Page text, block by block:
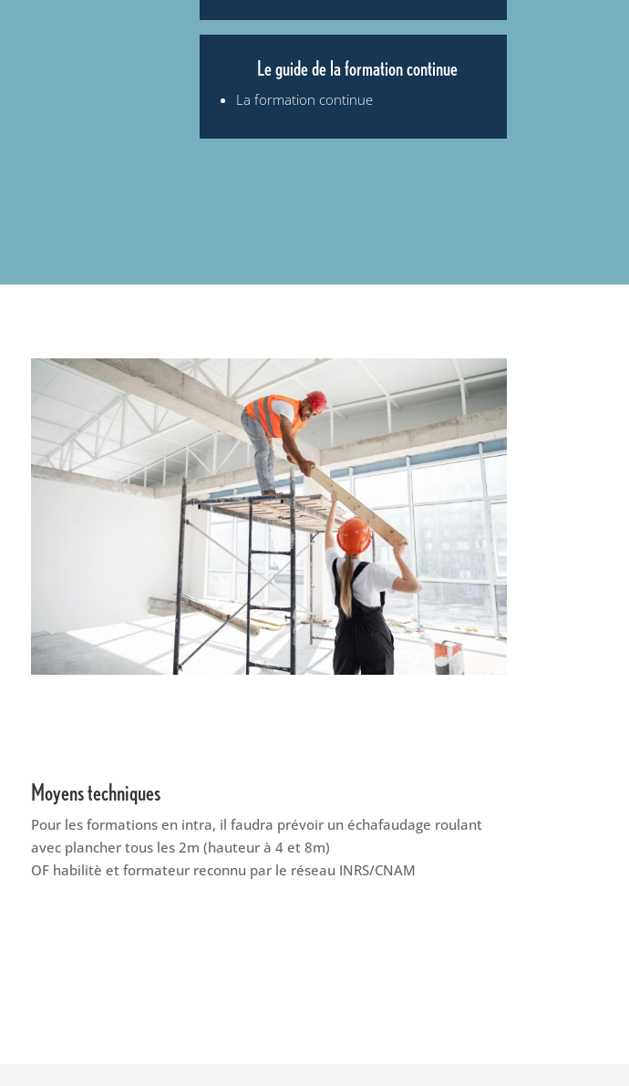
Le guide de la formation continue
La formation continue
Moyens techniques
Pour les formations en intra, il faudra prévoir un échafaudage roulant
avec plancher tous les 2m (hauteur à 4 et 8m)
OF habilitè et formateur reconnu par le réseau INRS/CNAM